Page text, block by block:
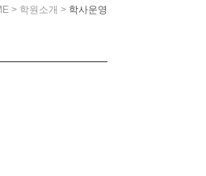
> 학원소개 > 학사운영